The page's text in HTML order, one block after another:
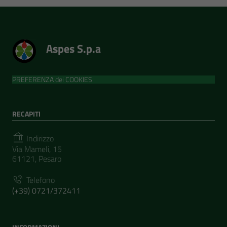
Aspes S.p.a
PREFERENZA dei COOKIES
RECAPITI
Indirizzo
Via Mameli, 15
61121, Pesaro
Telefono
(+39) 0721/372411